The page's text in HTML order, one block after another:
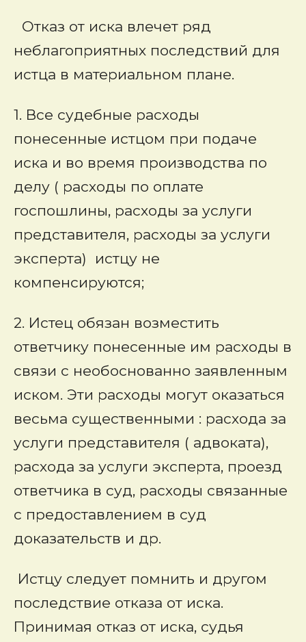
Отказ от иска влечет ряд
неблагоприятных последствий для
истца в материальном плане.
1. Все судебные расходы
понесенные истцом при подаче
иска и во время производства по
делу ( расходы по оплате
госпошлины, расходы за услуги
представителя, расходы за услуги
эксперта) истцу не
компенсируются;
2. Истец обязан возместить
ответчику понесенные им расходы в
связи с необоснованно заявленным
иском. Эти расходы могут оказаться
весьма существенными : расхода за
услуги представителя ( адвоката),
расхода за услуги эксперта, проезд
ответчика в суд, расходы связанные
с предоставлением в суд
доказательств и др.
Истцу следует помнить и другом
последствие отказа от иска.
Принимая отказ от иска, судья